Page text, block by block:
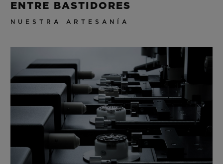
ENTRE BASTIDORES
NUESTRA ARTESANÍA